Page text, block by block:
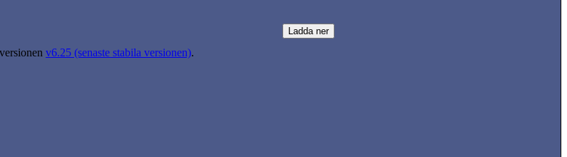
v6.25 (senaste stabila versionen).